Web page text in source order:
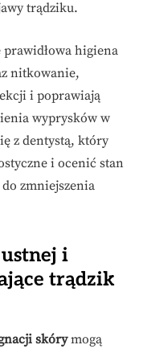
trądziku.
prawidłowa higiena
nitkowanie,
i poprawiają
wyprysków w
z dentystą, który
i ocenić stan
zmniejszenia
i
trądzik
skórymogą